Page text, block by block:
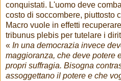
conquistati. L'uomo deve
costo di soccombere, piuttosto
Macro vuole in effetti
tribunus plebis per tutelare i
« In una democrazia invece
maggioranza, che deve potere
propri suffragia. Bisogna
assoggettano il potere e che